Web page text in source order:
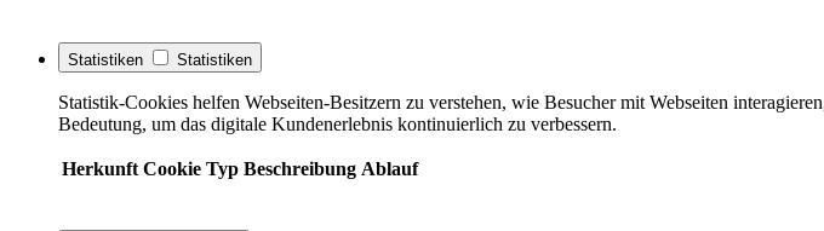
Statistiken Statistiken
Statistik-Cookies helfen Webseiten-Besitzern zu verstehen, wie Besucher mit Webseiten
Bedeutung, um das digitale Kundenerlebnis kontinuierlich zu verbessern.
Herkunft Cookie Typ Beschreibung Ablauf